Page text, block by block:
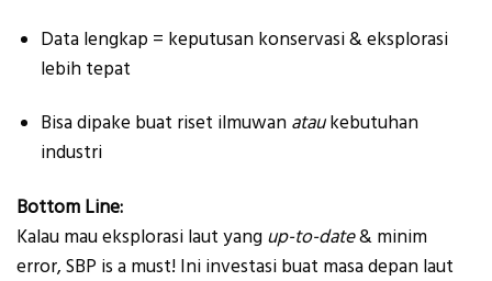
Data lengkap = keputusan konservasi & eksplorasi
lebih tepat
Bisa dipake buat riset ilmuwan ataukebutuhan
industri
Bottom Line:
Kalau mau eksplorasi laut yang up-to-date& minim
error, SBP is a must! Ini investasi buat masa depan laut